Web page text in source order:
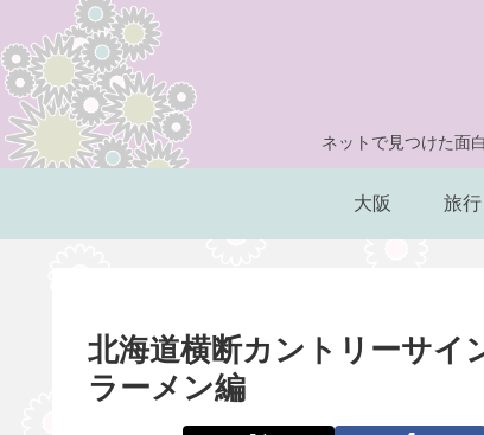
ネットで見つけた面
大阪 旅行
北海道横断カントリーサ
ラーメン編